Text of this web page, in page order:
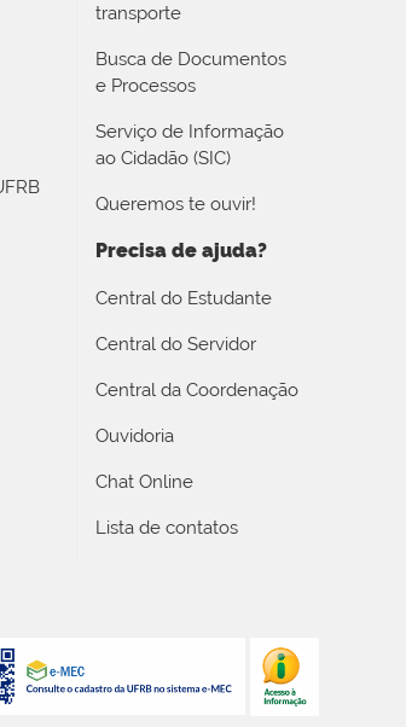
transporte
Busca de Documentos
e Processos
Serviço de Informação
ao Cidadão (SIC)
Queremos te ouvir!
Precisa de ajuda?
Central do Estudante
Central do Servidor
Central da Coordenação
Ouvidoria
Chat Online
Lista de contatos